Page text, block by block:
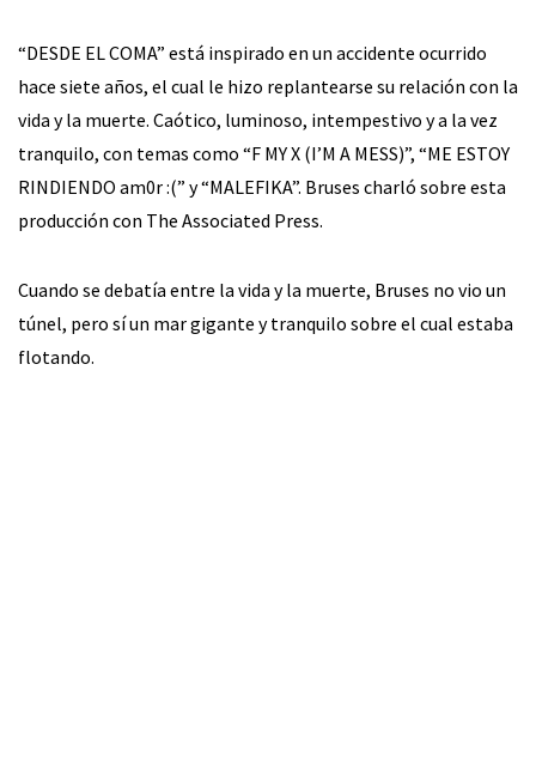
“DESDE EL COMA” está inspirado en un accidente ocurrido
hace siete años, el cual le hizo replantearse su relación con la
vida y la muerte. Caótico, luminoso, intempestivo y a la vez
tranquilo, con temas como “F MY X (I’M A MESS)”, “ME ESTOY
RINDIENDO am0r :(” y “MALEFIKA”. Bruses charló sobre esta
producción con The Associated Press.
Cuando se debatía entre la vida y la muerte, Bruses no vio un
túnel, pero sí un mar gigante y tranquilo sobre el cual estaba
flotando.